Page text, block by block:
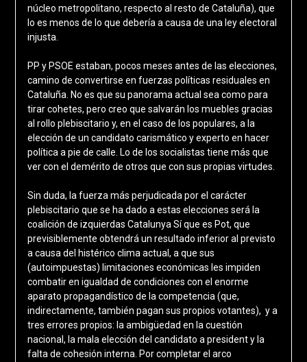
núcleo metropolitano, respecto al resto de Cataluña), que
lo es menos de lo que debería a causa de una ley electoral
injusta.
PP y PSOE estaban, pocos meses antes de las elecciones,
camino de convertirse en fuerzas políticas residuales en
Cataluña. No es que su panorama actual sea como para
tirar cohetes, pero creo que salvarán los muebles gracias
al rollo plebiscitario y, en el caso de los populares, a la
elección de un candidato carismático y experto en hacer
política a pie de calle. Lo de los socialistas tiene más que
ver con el demérito de otros que con sus propias virtudes.
Sin duda, la fuerza más perjudicada por el carácter
plebiscitario que se ha dado a estas elecciones será la
coalición de izquierdas Catalunya Sí que es Pot, que
previsiblemente obtendrá un resultado inferior al previsto
a causa del histérico clima actual, a que sus
(autoimpuestas) limitaciones económicas les impiden
combatir en igualdad de condiciones con el enorme
aparato propagandístico de la competencia (que,
indirectamente, también pagan sus propios votantes), y a
tres errores propios: la ambigüedad en la cuestión
nacional, la mala elección del candidato a president y la
falta de cohesión interna. Por completar el arco